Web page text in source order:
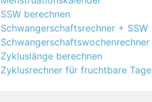
SSW berechnen
Schwangerschaftsrechner + SSW
Schwangerschaftswochenrechner
Zykluslänge berechnen
Zyklusrechner für fruchtbare Tage